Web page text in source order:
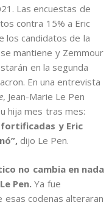
Las encuestas de
contra 15% a Eric
los candidatos de la
mantiene y Zemmour
en la segunda
En una entrevista
, Jean-Marie Le Pen
hija mes tras mes:
fortificadas y Eric
dijo Le Pen.
no cambia en nada
Pen. Ya fue
esas codenas alteraran